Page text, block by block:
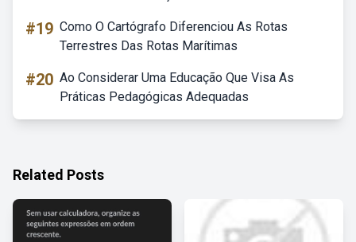
#19 Como O Cartógrafo Diferenciou As Rotas
Terrestres Das Rotas Marítimas
#20 Ao Considerar Uma Educação Que Visa As
Práticas Pedagógicas Adequadas
Related Posts